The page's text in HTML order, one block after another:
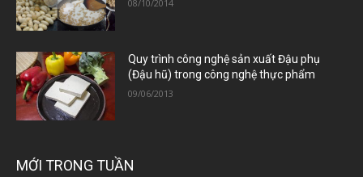
08/10/2014
Quy trình công nghệ sản xuất Đậu phụ
(Đậu hũ) trong công nghệ thực phẩm
09/06/2013
MỚI TRONG TUẦN